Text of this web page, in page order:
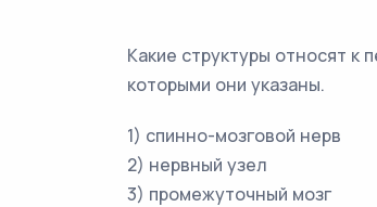
Какие структуры относят к
которыми они указаны.
1) спинно-мозговой нерв
2) нервный узел
3) промежуточный мозг